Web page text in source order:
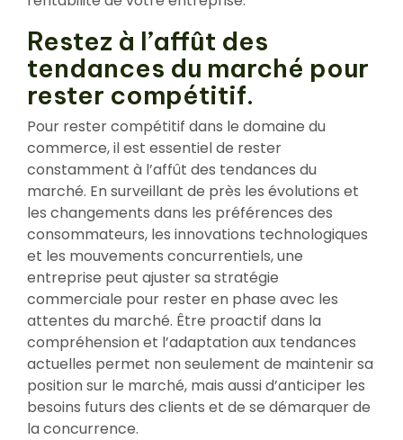
Restez à l’affût des
tendances du marché pour
rester compétitif.
Pour rester compétitif dans le domaine du
commerce, il est essentiel de rester
constamment à l’affût des tendances du
marché. En surveillant de près les évolutions et
les changements dans les préférences des
consommateurs, les innovations technologiques
et les mouvements concurrentiels, une
entreprise peut ajuster sa stratégie
commerciale pour rester en phase avec les
attentes du marché. Être proactif dans la
compréhension et l’adaptation aux tendances
actuelles permet non seulement de maintenir sa
position sur le marché, mais aussi d’anticiper les
besoins futurs des clients et de se démarquer de
la concurrence.